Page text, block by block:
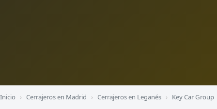
Inicio › Cerrajeros en Madrid › Cerrajeros en Leganés › Key Car Group